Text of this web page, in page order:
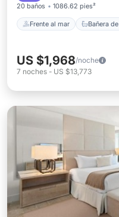
20 baños 1086.62 pies²
Frente al mar Bañera
US $1,968/noche
7 noches - US $13,773